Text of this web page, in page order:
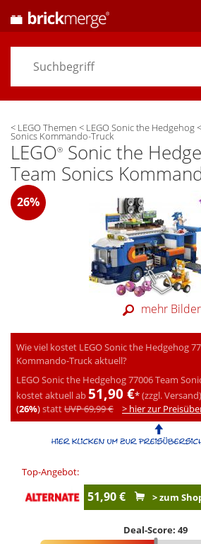
< LEGO Themen < LEGO Sonic the Hedgehog<
Sonics Kommando-Truck
LEGO® Sonic the
Team Sonics
26%
mehr Bilder
Wie viel kostet LEGO Sonic the Hedgehog
Kommando-Truck aktuell?
LEGO Sonic the Hedgehog 77006 Team
kostet aktuell ab 51,90 €*(zzgl.
(26%)stattUVP 69,99 € > hier zur
Top-Angebot:
51,90 € > zum
Deal-Score: 49
Preisvergleich
Themen/ Händler
Alarme& Wunschlisten
Einstellungen